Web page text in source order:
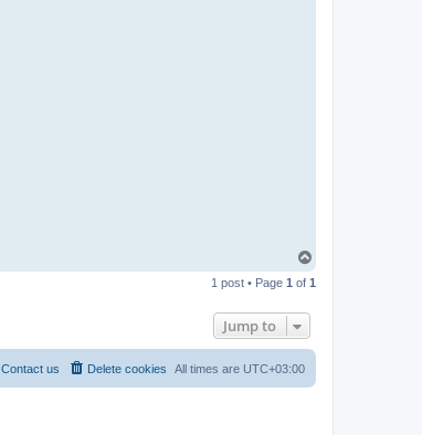
p
1 post • Page 1 of 1
Jump to
All times are UTC+03:00
Delete cookies
Contact us